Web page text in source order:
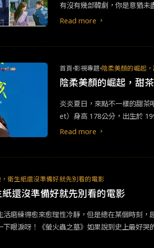
險旅程。他奉命在退休之後
沒有進入網路世代，只會用老
法世界和莫魔之間的關係相當
有各種各樣怪獸，會讓你情不
有沒有幾部韓劇，你是意猶
bsp;是以醫學為背景，講述許
負、活得更坦然吧！ 這部劇
關懷、理解，世界會比現在美
時，最重要的是讓人願意相
打氣，也支撐著陪同走過笑淚
樣。這可不能錯過這部萬中選
Read more
首頁 影視專題 陰柔美顏的崛起
陰柔美顏的崛起，甜
炎炎夏日，來點不一樣的甜
et）身高 178公分，出生於
的目光。甜茶和以往流行的壯
Read more
衛生紙還沒準備好就先別看的電影
還沒準備好就先別看的電影
活磨練得愈來愈理性冷靜，但是總在某個時刻
下眼淚呀！《螢火蟲之墓》如果說到史上最好
對是每看必哭。故事的背景設定在二戰末期，